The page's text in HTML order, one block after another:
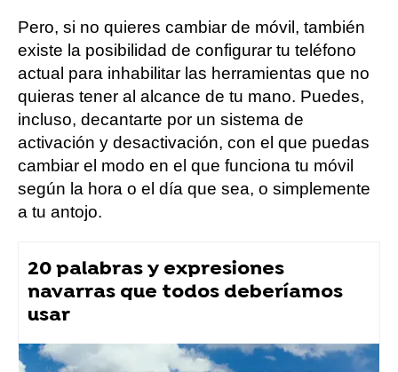
Pero, si no quieres cambiar de móvil, también
existe la posibilidad de configurar tu teléfono
actual para inhabilitar las herramientas que no
quieras tener al alcance de tu mano. Puedes,
incluso, decantarte por un sistema de
activación y desactivación, con el que puedas
cambiar el modo en el que funciona tu móvil
según la hora o el día que sea, o simplemente
a tu antojo.
20 palabras y expresiones
navarras que todos deberíamos
usar